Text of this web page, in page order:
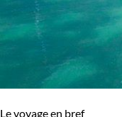
Itinérance
Itinérant
Environnement
Le voyage en bref